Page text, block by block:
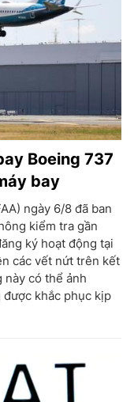
Boeing 737
bay
ngày 6/8 đã ban
kiểm tra gần
ký hoạt động tại
các vết nứt trên kết
này có thể ảnh
khắc phục kịp